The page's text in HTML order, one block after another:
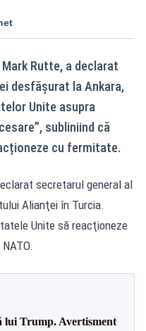
Rutte, a declarat
desfășurat la Ankara,
Unite asupra
subliniind că
cu fermitate.
secretarul general al
Alianţei în Turcia.
Unite să reacţioneze
lui Trump. Avertisment